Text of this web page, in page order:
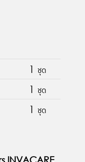
1 ชุด
1 ชุด
1 ชุด
INVACARE